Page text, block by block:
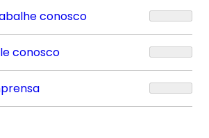
conosco
conosco